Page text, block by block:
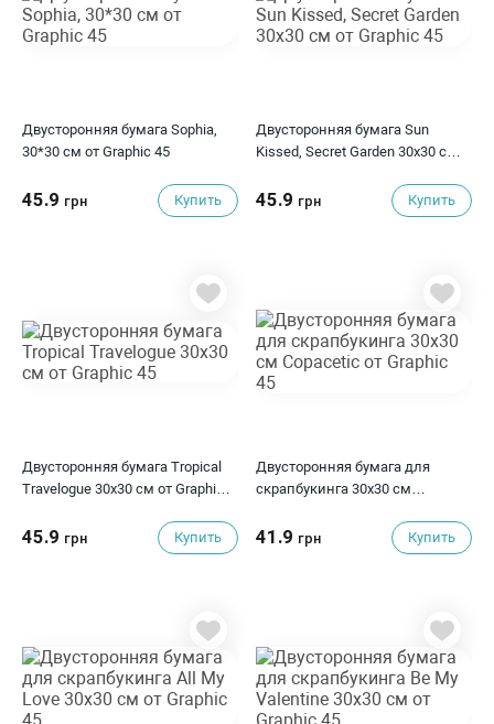
Двусторонняя бумага Sophia,
30*30 см от Graphic 45
45.9 грн Купить
Двусторонняя бумага Sun
Kissed, Secret Garden 30х30 см
45.9 грн Купить
Двусторонняя бумага Tropical
Travelogue 30x30 см от Graphic
45.9 грн Купить
Двусторонняя бумага для
скрапбукинга 30х30 см
41.9 грн Купить